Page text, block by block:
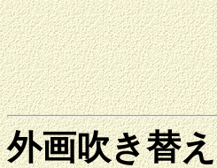
外画吹き替え